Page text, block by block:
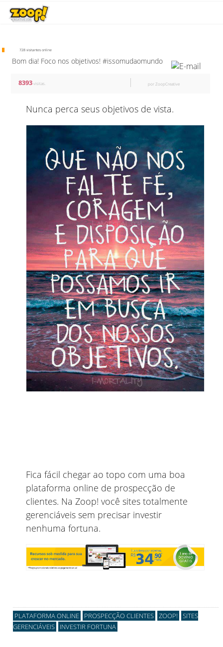
728 visitantes online
Bom dia! Foco nos objetivos! #issomudaomundo
por ZoopCreative
8393visitas.
Nunca perca seus objetivos de vista.
Fica fácil chegar ao topo com uma boa
plataforma online de prospecção de
clientes. Na Zoop! você sites totalmente
gerenciáveis sem precisar investir
nenhuma fortuna.
PLATAFORMA ONLINE PROSPECÇÃO CLIENTES ZOOP!
SITES
GERENCIÁVEIS
INVESTIR FORTUNA